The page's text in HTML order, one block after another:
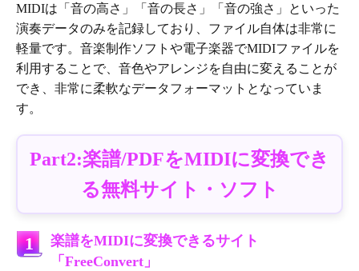
MIDIは「音の高さ」「音の長さ」「音の強さ」といった
演奏データのみを記録しており、ファイル自体は非常に
軽量です。音楽制作ソフトや電子楽器でMIDIファイルを
利用することで、音色やアレンジを自由に変えることが
でき、非常に柔軟なデータフォーマットとなっていま
す。
Part2:楽譜/PDFをMIDIに変換でき
る無料サイト・ソフト
1
楽譜をMIDIに変換できるサイト
「FreeConvert」